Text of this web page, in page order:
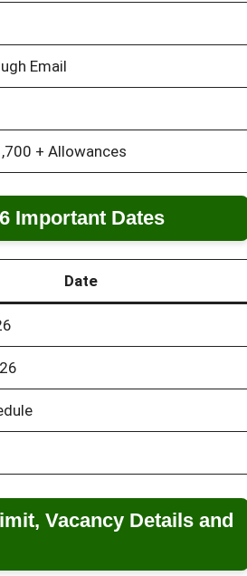
Email
+ Allowances
Important Dates
Date
Vacancy Details and